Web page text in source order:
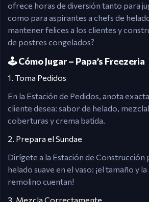
ofrece horas de diversión tanto para
como para aspirantes a chefs de
mantener felices a los clientes y
de postres congelados?
🕹️ Cómo Jugar – Papa’s Freezeria
1. Toma Pedidos
En la Estación de Pedidos, anota
cliente desea: sabor de helado,
coberturas y crema batida.
2. Prepara el Sundae
Dirígete a la Estación de Construcción
helado suave en el vaso: ¡el tamaño y
remolino cuentan!
3. Mezcla Correctamente